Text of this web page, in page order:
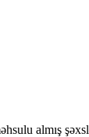
almış